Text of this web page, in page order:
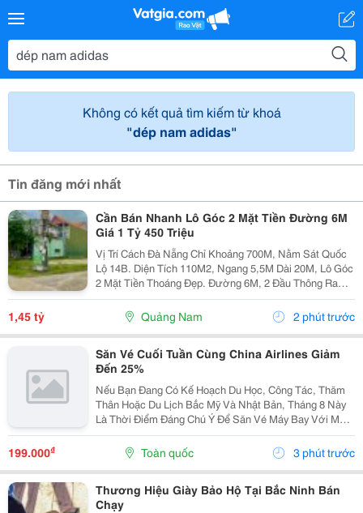
Không có kết quả tìm kiếm từ khoá
"dép nam adidas"
Tin đăng mới nhất
Cần Bán Nhanh Lô Góc 2 Mặt Tiền Đường 6M
Giá 1 Tỷ 450 Triệu
Vị Trí Cách Đà Nẵng Chỉ Khoảng 700M, Nằm Sát Quốc
Lộ 14B. Diện Tích 110M2, Ngang 5,5M Dài 20M, Lô Góc
2 Mặt Tiền Thoáng Đẹp. Đường 6M, 2 Đầu Thông Ra
Quốc Lộ 14B Và Đt609, Di Chuyển Thuận Tiện. Khu Dân
Cư Đông Đúc, Nhà Cửa Hiện Hữu, Tiện Ích...
1,45 tỷ Quảng Nam 2 phút trước
Săn Vé Cuối Tuần Cùng China Airlines Giảm
Đến 25%
Nếu Bạn Đang Có Kế Hoạch Du Học, Công Tác, Thăm
Thân Hoặc Du Lịch Bắc Mỹ Và Nhật Bản, Tháng 8 Này
Là Thời Điểm Đáng Chú Ý Để Săn Vé Máy Bay Với Mức
Giá Ưu Đãi. China Airlines Triển Khai Chương Trình Ưu
Đãi Cuối Tuần Giảm Đến 25% Cho Một Số Hành Trình...
199.000₫ Toàn quốc 3 phút trước
Thương Hiệu Giày Bảo Hộ Tại Bắc Ninh Bán
Chạy